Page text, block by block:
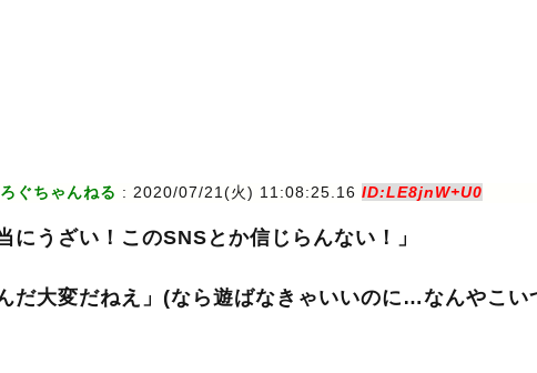
ぐちゃんねる : 2020/07/21(火) 11:08:25.16 ID:LE8jnW+U0
にうざい！このSNSとか信じらんない！」
だ大変だねえ」(なら遊ばなきゃいいのに…なんやこ